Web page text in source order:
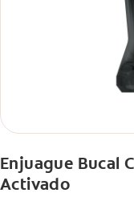
Enjuague Bucal
Activado